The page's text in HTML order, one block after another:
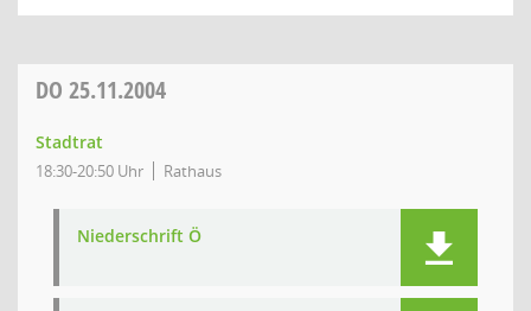
DO 25.11.2004
Stadtrat
18:30-20:50 Uhr Rathaus
Niederschrift Ö